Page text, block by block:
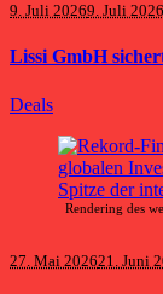
9. Juli 20269. Juli 2026
Lissi GmbH
Deals
Rendering des
27. Mai 202621. Juni